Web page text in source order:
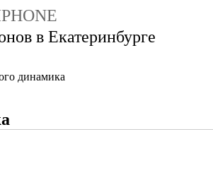
в Екатеринбурге
динамика